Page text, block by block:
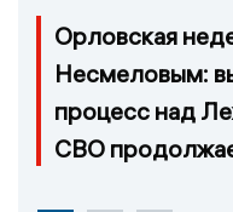
Орловская
Несмеловым:
процесс над
СВО